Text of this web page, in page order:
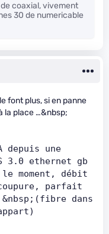
coaxial, vivement
30 de numericable
font plus, si en panne
la place …&nbsp;
depuis une
3.0 ethernet gb
moment, débit
parfait
dans